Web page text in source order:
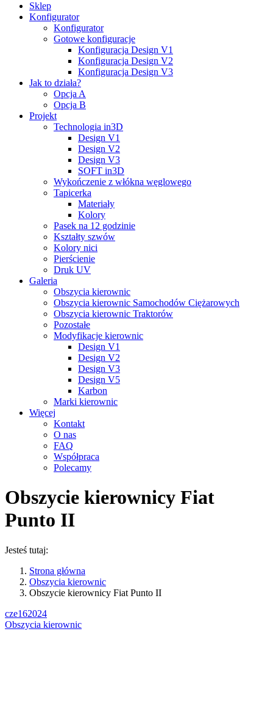
Sklep
Konfigurator
Konfigurator
Gotowe konfiguracje
Konfiguracja Design V1
Konfiguracja Design V2
Konfiguracja Design V3
Jak to działa?
Opcja A
Opcja B
Projekt
Technologia in3D
Design V1
Design V2
Design V3
SOFT in3D
Wykończenie z włókna węglowego
Tapicerka
Materiały
Kolory
Pasek na 12 godzinie
Kształty szwów
Kolory nici
Pierścienie
Druk UV
Galeria
Obszycia kierownic
Obszycia kierownic Samochodów Ciężarowych
Obszycia kierownic Traktorów
Pozostałe
Modyfikacje kierownic
Design V1
Design V2
Design V3
Design V5
Karbon
Marki kierownic
Więcej
Kontakt
O nas
FAQ
Współpraca
Polecamy
Obszycie kierownicy Fiat
Punto II
Jesteś tutaj:
Strona główna
Obszycia kierownic
Obszycie kierownicy Fiat Punto II
cze162024
Obszycia kierownic